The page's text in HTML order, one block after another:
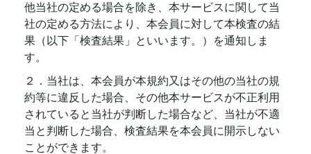
他当社の定める場合を除き、本サービスに関して当
社の定める方法により、本会員に対して本検査の結
果（以下「検査結果」といいます。）を通知しま
す。
２．当社は、本会員が本規約又はその他の当社の規
約等に違反した場合、その他本サービスが不正利用
されていると当社が判断した場合など、当社が不適
当と判断した場合、検査結果を本会員に開示しない
ことができます。